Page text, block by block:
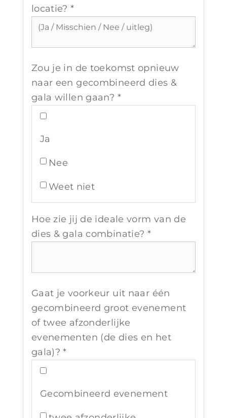
locatie? *
Zou je in de toekomst opnieuw
naar een gecombineerd dies &
gala willen gaan? *
Ja
Nee
Weet niet
Hoe zie jij de ideale vorm van de
dies & gala combinatie? *
Gaat je voorkeur uit naar één
gecombineerd groot evenement
of twee afzonderlijke
evenementen (de dies en het
gala)? *
Gecombineerd evenement